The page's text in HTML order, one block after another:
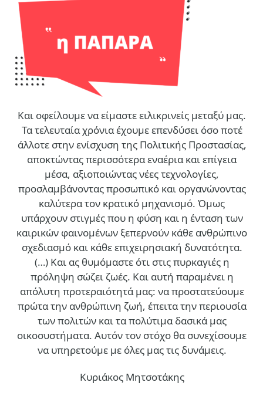
Και οφείλουμε να είμαστε ειλικρινείς μεταξύ μας.
Τα τελευταία χρόνια έχουμε επενδύσει όσο ποτέ
άλλοτε στην ενίσχυση της Πολιτικής Προστασίας,
αποκτώντας περισσότερα εναέρια και επίγεια
μέσα, αξιοποιώντας νέες τεχνολογίες,
προσλαμβάνοντας προσωπικό και οργανώνοντας
καλύτερα τον κρατικό μηχανισμό. Όμως
υπάρχουν στιγμές που η φύση και η ένταση των
καιρικών φαινομένων ξεπερνούν κάθε ανθρώπινο
σχεδιασμό και κάθε επιχειρησιακή δυνατότητα.
(…) Και ας θυμόμαστε ότι στις πυρκαγιές η
πρόληψη σώζει ζωές. Και αυτή παραμένει η
απόλυτη προτεραιότητά μας: να προστατεύουμε
πρώτα την ανθρώπινη ζωή, έπειτα την περιουσία
των πολιτών και τα πολύτιμα δασικά μας
οικοσυστήματα. Αυτόν τον στόχο θα συνεχίσουμε
να υπηρετούμε με όλες μας τις δυνάμεις.
Κυριάκος Μητσοτάκης